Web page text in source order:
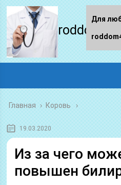
roddom4-
Главная › Коровь
19.03.2020
Из за чего
повышен
Для